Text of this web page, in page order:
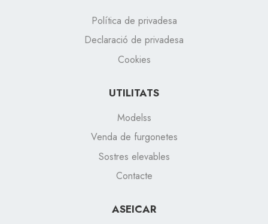
Política de privadesa
Declaració de privadesa
Cookies
UTILITATS
Modelss
Venda de furgonetes
Sostres elevables
Contacte
ASEICAR